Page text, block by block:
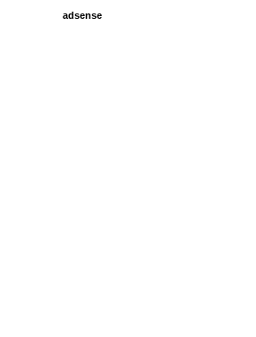
adsense